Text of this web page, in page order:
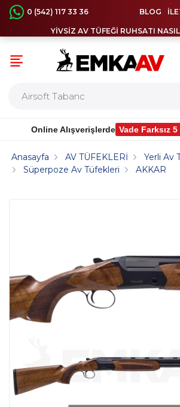
0 (542) 117 33 36 BLOG
YİVSİZ AV TÜFEĞİ RUHSATI
Online Alışverişlerde Vade Farksız
Anasayfa AV TÜFEKLERİ
Yerli Av
Süperpoze Av Tüfekleri
AKKAR